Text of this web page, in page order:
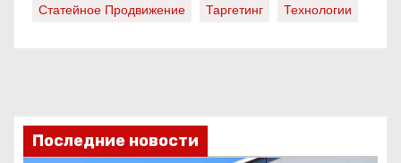
Статейное Продвижение
Таргетинг Технологии
Последние новости